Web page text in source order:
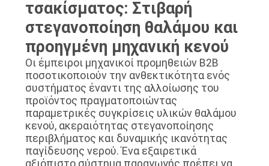
τσακίσματος: Στιβαρή
στεγανοποίηση θαλάμου και
προηγμένη μηχανική κενού
Οι έμπειροι μηχανικοί προμηθειών B2B
ποσοτικοποιούν την ανθεκτικότητα ενός
συστήματος έναντι της αλλοίωσης του
προϊόντος πραγματοποιώντας
παραμετρικές συγκρίσεις υλικών θαλάμου
κενού, ακεραιότητας στεγανοποίησης
περιβλήματος και δυναμικής ικανότητας
παγίδευσης νερού. Ένα εξαιρετικά
αξιόπιστο σύστημα παραγωγής πρέπει να